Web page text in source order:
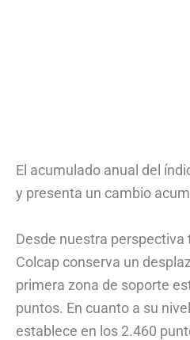
El acumulado anual del
y presenta un cambio
Desde nuestra perspectiva
Colcap conserva un
primera zona de soporte
puntos. En cuanto a su
establece en los 2.460